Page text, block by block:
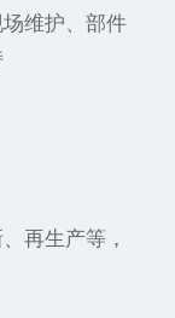
维护、部件
再生产等，